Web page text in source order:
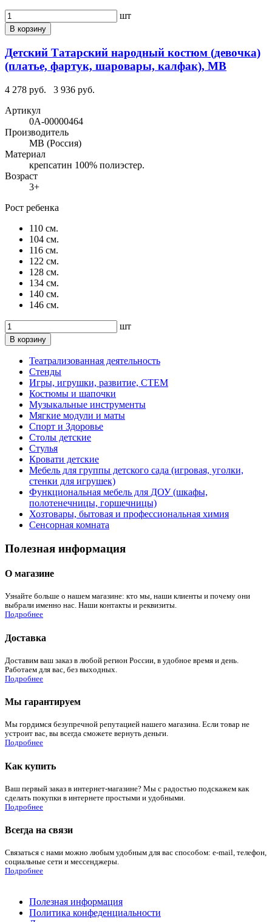
шт
В корзину
Детский Татарский народный костюм (девочка)
(платье, фартук, шаровары, калфак), МВ
4 278 руб.
3 936 руб.
Артикул
0А-00000464
Производитель
МВ (Россия)
Материал
крепсатин 100% полиэстер.
Возраст
3+
Рост ребенка
110 см.
104 см.
116 см.
122 см.
128 см.
134 см.
140 см.
146 см.
шт
В корзину
Театрализованная деятельность
Стенды
Игры, игрушки, развитие, СТЕМ
Костюмы и шапочки
Музыкальные инструменты
Мягкие модули и маты
Спорт и Здоровье
Столы детские
Стулья
Кровати детские
Мебель для группы детского сада (игровая, уголки,
стенки для игрушек)
Функциональная мебель для ДОУ (шкафы,
полотенечницы, горшечницы)
Хозтовары, бытовая и профессиональная химия
Сенсорная комната
Полезная информация
О магазине
Узнайте больше о нашем магазине: кто мы, наши клиенты и почему они
выбрали именно нас. Наши контакты и реквизиты.
Подробнее
Доставка
Доставим ваш заказ в любой регион России, в удобное время и день.
Работаем для вас, без выходных.
Подробнее
Мы гарантируем
Мы гордимся безупречной репутацией нашего магазина. Если товар не
устроит вас, вы всегда сможете вернуть деньги.
Подробнее
Как купить
Ваш первый заказ в интернет-магазине? Мы с радостью подскажем как
сделать покупки в интернете простыми и удобными.
Подробнее
Всегда на связи
Связаться с нами можно любым удобным для вас способом: e-mail, телефон,
социальные сети и мессенджеры.
Подробнее
Полезная информация
Политика конфеденциальности